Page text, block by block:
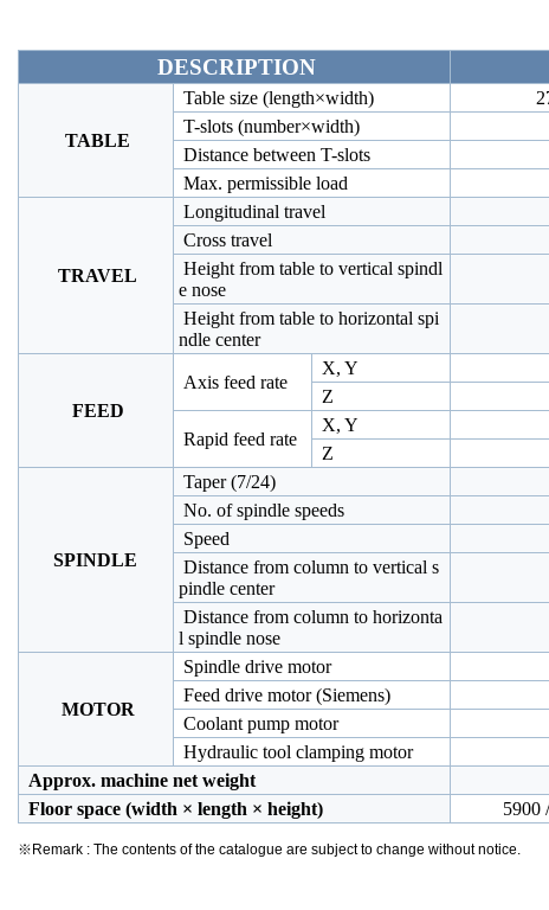
DESCRIPTION
TABLE
Table size (length×width)
T-slots (number×width)
Distance between T-slots
Max. permissible load
TRAVEL
Longitudinal travel
Cross travel
Height from table to vertical spindl
e nose
Height from table to horizontal spi
ndle center
FEED
Axis feed rate
X, Y
Z
Rapid feed rate
X, Y
Z
SPINDLE
Taper (7/24)
No. of spindle speeds
Speed
Distance from column to vertical s
pindle center
Distance from column to horizonta
l spindle nose
MOTOR
Spindle drive motor
Feed drive motor (Siemens)
Coolant pump motor
Hydraulic tool clamping motor
Approx. machine net weight
Floor space (width × length × height)
5900
※Remark : The contents of the catalogue are subject to change without notice.